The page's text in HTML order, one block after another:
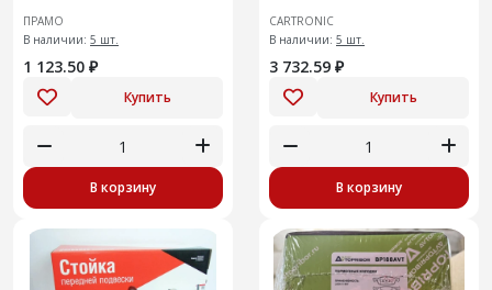
тормоза, левый, для ВАЗ
2121
ПРАМО
В наличии: 5 шт.
1 123.50 ₽
Купить
В корзину
CRTR0133185
CARTRONIC
В наличии: 5 шт.
3 732.59 ₽
Купить
В корзину